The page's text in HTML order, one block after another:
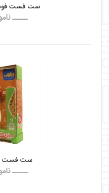
ست فست فود
ـــــ
ست فست
ـــــ